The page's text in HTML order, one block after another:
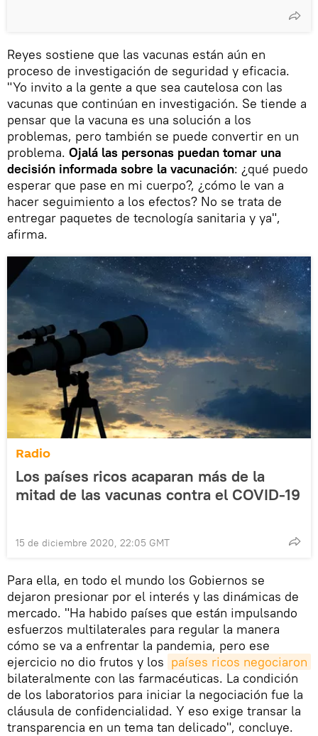
Reyes sostiene que las vacunas están aún en
proceso de investigación de seguridad y eficacia.
"Yo invito a la gente a que sea cautelosa con las
vacunas que continúan en investigación. Se tiende a
pensar que la vacuna es una solución a los
problemas, pero también se puede convertir en un
problema. Ojalá las personas puedan tomar una
decisión informada sobre la vacunación: ¿qué puedo
esperar que pase en mi cuerpo?, ¿cómo le van a
hacer seguimiento a los efectos? No se trata de
entregar paquetes de tecnología sanitaria y ya",
afirma.
Radio
Los países ricos acaparan más de la
mitad de las vacunas contra el COVID-19
15 de diciembre 2020, 22:05 GMT
Para ella, en todo el mundo los Gobiernos se
dejaron presionar por el interés y las dinámicas de
mercado. "Ha habido países que están impulsando
esfuerzos multilaterales para regular la manera
cómo se va a enfrentar la pandemia, pero ese
ejercicio no dio frutos y los países ricos negociaron
bilateralmente con las farmacéuticas. La condición
de los laboratorios para iniciar la negociación fue la
cláusula de confidencialidad. Y eso exige transar la
transparencia en un tema tan delicado", concluye.